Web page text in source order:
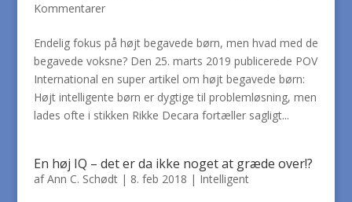
Kommentarer
Endelig fokus på højt begavede børn, men hvad med de
begavede voksne? Den 25. marts 2019 publicerede POV
International en super artikel om højt begavede børn:
Højt intelligente børn er dygtige til problemløsning, men
lades ofte i stikken Rikke Decara fortæller sagligt...
En høj IQ – det er da ikke noget at græde over!?
afAnn C. Schødt| 8. feb 2018 | Intelligent